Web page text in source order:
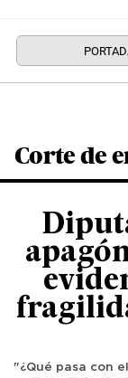
Corte de
"¿Qué pasa con